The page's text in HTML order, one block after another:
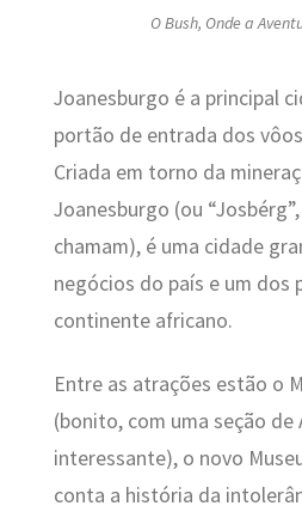
O Bush, Onde a
Joanesburgo é a principal
portão de entrada dos
Criada em torno da
Joanesburgo (ou
chamam), é uma cidade
negócios do país e um dos
continente africano.
Entre as atrações estão o
(bonito, com uma seção
interessante), o novo
conta a história da